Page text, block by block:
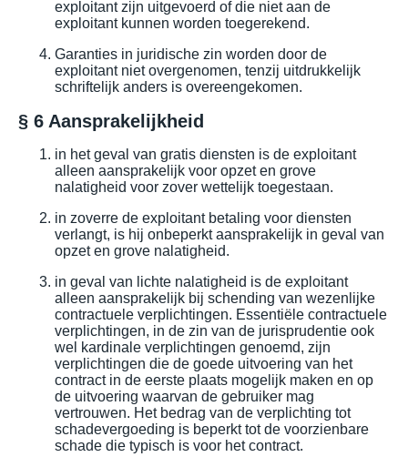
exploitant zijn uitgevoerd of die niet aan de
exploitant kunnen worden toegerekend.
Garanties in juridische zin worden door de
exploitant niet overgenomen, tenzij uitdrukkelijk
schriftelijk anders is overeengekomen.
§ 6 Aansprakelijkheid
in het geval van gratis diensten is de exploitant
alleen aansprakelijk voor opzet en grove
nalatigheid voor zover wettelijk toegestaan.
in zoverre de exploitant betaling voor diensten
verlangt, is hij onbeperkt aansprakelijk in geval van
opzet en grove nalatigheid.
in geval van lichte nalatigheid is de exploitant
alleen aansprakelijk bij schending van wezenlijke
contractuele verplichtingen. Essentiële contractuele
verplichtingen, in de zin van de jurisprudentie ook
wel kardinale verplichtingen genoemd, zijn
verplichtingen die de goede uitvoering van het
contract in de eerste plaats mogelijk maken en op
de uitvoering waarvan de gebruiker mag
vertrouwen. Het bedrag van de verplichting tot
schadevergoeding is beperkt tot de voorzienbare
schade die typisch is voor het contract.